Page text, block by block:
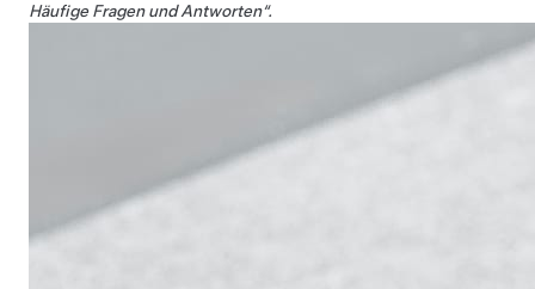
Häufige Fragen und Antworten“.